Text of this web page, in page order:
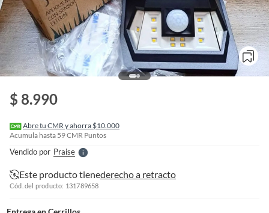
$ 8.990
Abre tu CMR y ahorra $10.000
Acumula hasta 59CMR Puntos
Vendido por PraiseS
l
l
f
Este producto tienederecho a retracto
Cód. del producto: 131789658